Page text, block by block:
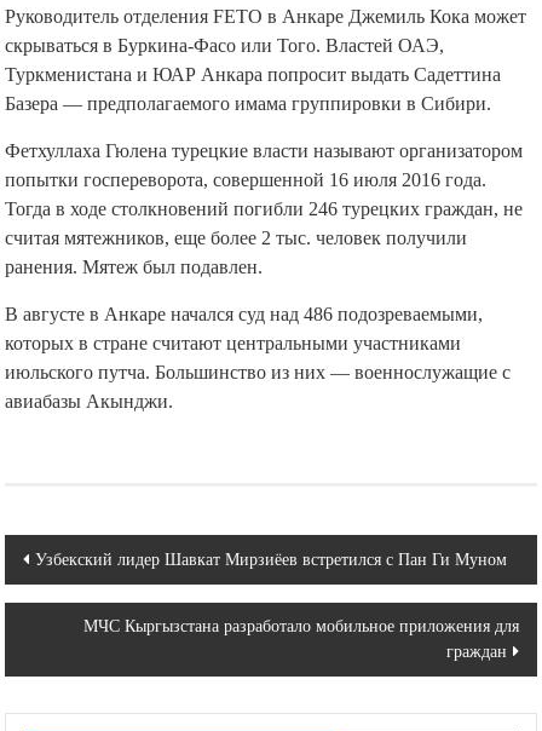
Руководитель отделения FETO в Анкаре Джемиль Кока может
скрываться в Буркина-Фасо или Того. Властей ОАЭ,
Туркменистана и ЮАР Анкара попросит выдать Садеттина
Базера — предполагаемого имама группировки в Сибири.
Фетхуллаха Гюлена турецкие власти называют организатором
попытки госпереворота, совершенной 16 июля 2016 года.
Тогда в ходе столкновений погибли 246 турецких граждан, не
считая мятежников, еще более 2 тыс. человек получили
ранения. Мятеж был подавлен.
В августе в Анкаре начался суд над 486 подозреваемыми,
которых в стране считают центральными участниками
июльского путча. Большинство из них — военнослужащие с
авиабазы Акынджи.
Навигация
по
записям
Узбекский лидер Шавкат Мирзиёев встретился с Пан Ги Муном
МЧС Кыргызстана разработало мобильное приложения для
граждан